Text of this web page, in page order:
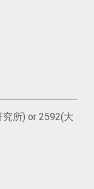
所) or 2592(大